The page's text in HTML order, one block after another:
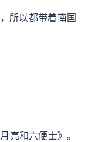
所以都带着南国
亮和六便士》。